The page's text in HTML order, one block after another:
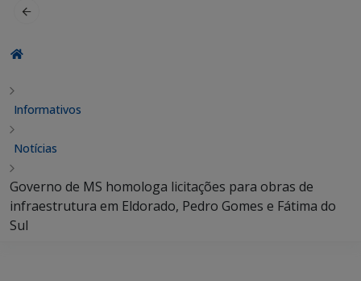
Informativos
Notícias
Governo de MS homologa licitações para obras de
infraestrutura em Eldorado, Pedro Gomes e Fátima do
Sul